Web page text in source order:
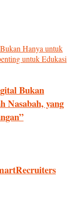
Bukan
Nasabah, yang